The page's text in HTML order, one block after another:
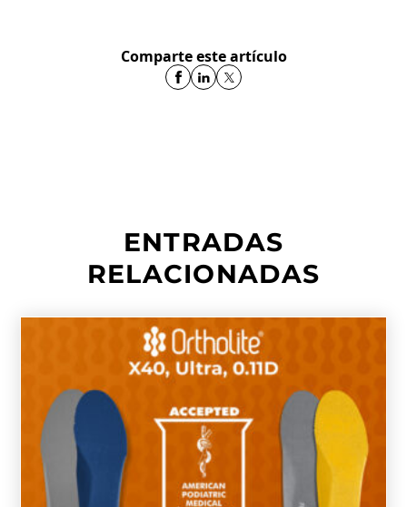
Comparte este artículo
ENTRADAS
RELACIONADAS